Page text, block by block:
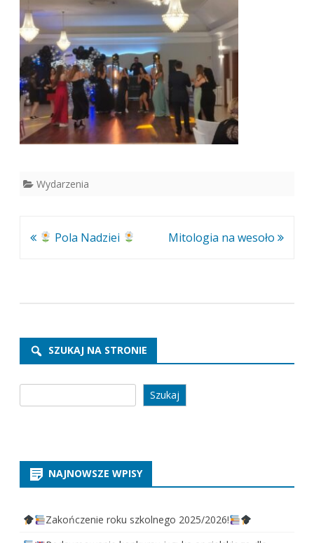
Wydarzenia
Nawigacja
Pola Nadziei Mitologia na wesoło
SZUKAJ NA STRONIE
Szukaj
NAJNOWSZE WPISY
Zakończenie roku szkolnego 2025/2026!